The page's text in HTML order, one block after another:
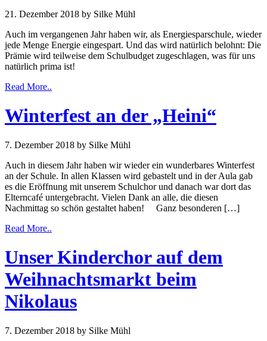
21. Dezember 2018 by Silke Mühl
Auch im vergangenen Jahr haben wir, als Energiesparschule, wieder
jede Menge Energie eingespart. Und das wird natürlich belohnt: Die
Prämie wird teilweise dem Schulbudget zugeschlagen, was für uns
natürlich prima ist!
Read More..
Winterfest an der „Heini“
7. Dezember 2018 by Silke Mühl
Auch in diesem Jahr haben wir wieder ein wunderbares Winterfest
an der Schule. In allen Klassen wird gebastelt und in der Aula gab
es die Eröffnung mit unserem Schulchor und danach war dort das
Elterncafé untergebracht. Vielen Dank an alle, die diesen
Nachmittag so schön gestaltet haben! Ganz besonderen […]
Read More..
Unser Kinderchor auf dem
Weihnachtsmarkt beim
Nikolaus
7. Dezember 2018 by Silke Mühl